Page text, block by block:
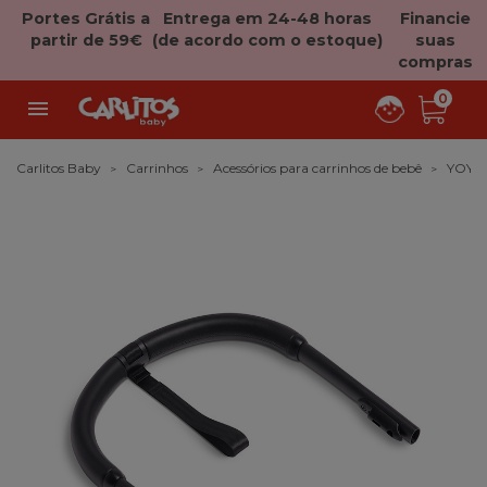
Portes Grátis a
partir de 59€
Entrega em 24-48 horas
(de acordo com o estoque)
Financie
suas
compras
 0
Carlitos Baby Carrinhos Acessórios para carrinhos de bebê